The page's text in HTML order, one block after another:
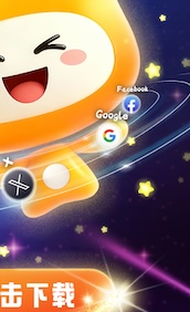
支持 反对 [0]
闪电猫加速器